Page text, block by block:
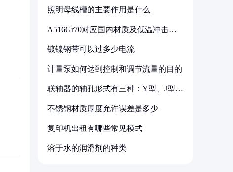
照明母线槽的主要作用是什么
A516Gr70对应国内材质及低温冲击要
镀镍钢带可以过多少电流
计量泵如何达到控制和调节流量的目的
联轴器的轴孔形式有三种：Y型、J型、
不锈钢材质厚度允许误差是多少
复印机出租有哪些常见模式
溶于水的润滑剂的种类